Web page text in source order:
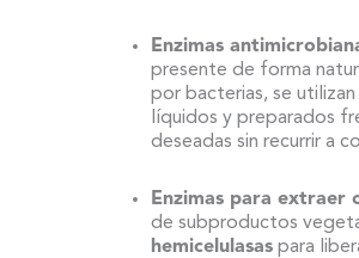
Enzimas
presente de forma
por bacterias, se
líquidos y preparados
deseadas sin recurrir a
Enzimas para extraer
de subproductos
hemicelulasaspara